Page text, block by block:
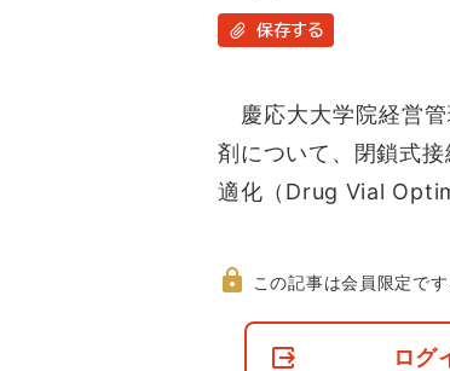
保存する
慶応大大学院経営管
剤について、閉鎖式
適化（Drug Vial
この記事は会員限定で
ログ